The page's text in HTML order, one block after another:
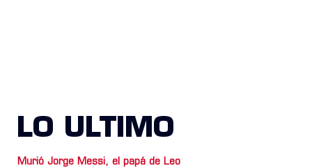
LO ULTIMO
Murió Jorge Messi, el papá de Leo